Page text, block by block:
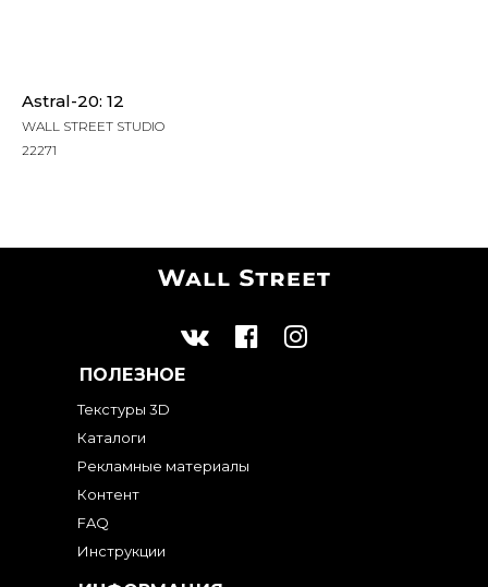
Astral-20: 12
WALL STREET STUDIO
22271
ПОЛЕЗНОЕ
Текстуры 3D
Каталоги
Рекламные материалы
Контент
FAQ
Инструкции